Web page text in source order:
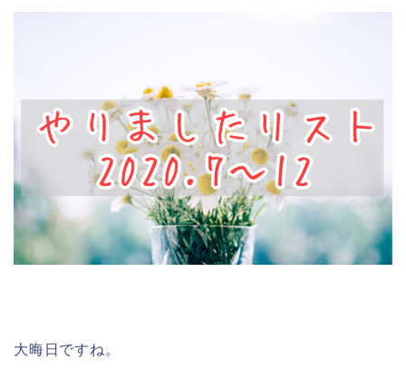
大晦日ですね。